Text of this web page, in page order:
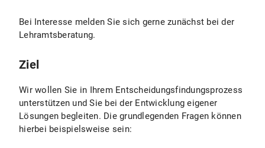
Bei Interesse melden Sie sich gerne zunächst bei der
Lehramtsberatung.
Ziel
Wir wollen Sie in Ihrem Entscheidungsfindungsprozess
unterstützen und Sie bei der Entwicklung eigener
Lösungen begleiten. Die grundlegenden Fragen können
hierbei beispielsweise sein: